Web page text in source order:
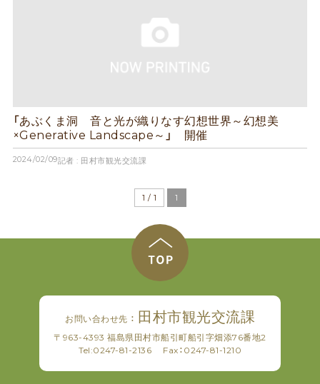
「あぶくま洞 音と光が織りなす幻想世界～幻想美
×Generative Landscape～」 開催
2024/02/09記者 : 田村市観光交流課
1 / 1 1
お問い合わせ先 ： 田村市観光交流課
〒963-4393 福島県田村市船引町船引字畑添76番地2
Tel:0247-81-2136 Fax：0247-81-1210